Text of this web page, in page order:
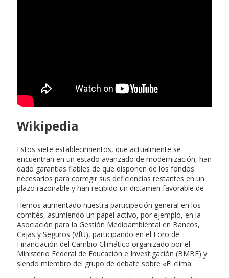
Wikipedia
Estos siete establecimientos, que actualmente se
encuentran en un estado avanzado de modernización, han
dado garantías fiables de que disponen de los fondos
necesarios para corregir sus deficiencias restantes en un
plazo razonable y han recibido un dictamen favorable de
Hemos aumentado nuestra participación general en los
comités, asumiendo un papel activo, por ejemplo, en la
Asociación para la Gestión Medioambiental en Bancos,
Cajas y Seguros (VfU), participando en el Foro de
Financiación del Cambio Climático organizado por el
Ministerio Federal de Educación e Investigación (BMBF) y
siendo miembro del grupo de debate sobre «El clima